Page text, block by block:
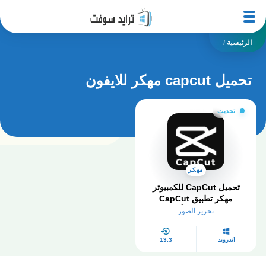
الرئيسية /
تحميل capcut مهكر للايفون
تحديث
مهكر
تحميل CapCut للكمبيوتر
مهكر تطبيق CapCut
مهكر احدث اصدا أخر إصدار
تحرير الصور
أندرويد 13.3